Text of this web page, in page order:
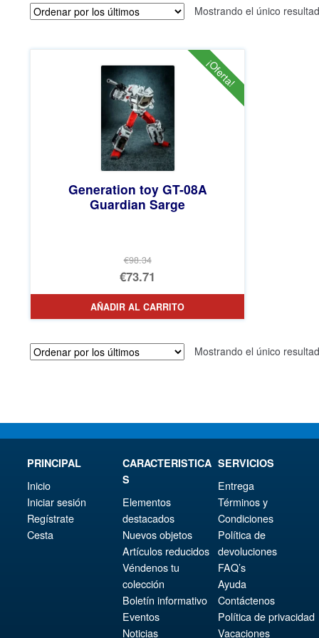
Mostrando el único
¡Oferta!
Generation toy GT-08A
Guardian Sarge
€98.34
El
precio
original
€98.34.
€73.71
El
precio
es:
AÑADIR AL CARRITO
Mostrando el único
PRINCIPAL
Inicio
Iniciar sesión
Regístrate
Cesta
CARACTERISTICA
S
Elementos
destacados
Nuevos objetos
Artículos reducidos
Véndenos tu
colección
Boletín informativo
Eventos
Noticias
SERVICIOS
Entrega
Términos y
Condiciones
Política de
devoluciones
FAQ’s
Ayuda
Contáctenos
Política de privacidad
Vacaciones